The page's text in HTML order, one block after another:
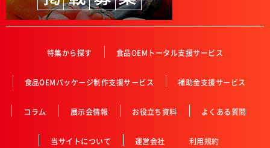
特集から探す 食品OEMトータル支援サービス
食品OEMパッケージ制作支援サービス 補助金支援サービス
コラム 展示会情報 お役立ち資料 よくある質問
当サイトについて 運営会社 利用規約